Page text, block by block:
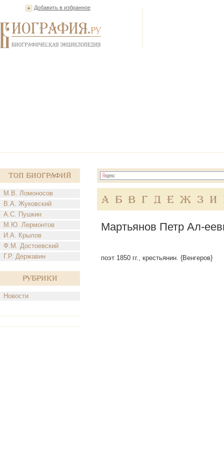
Добавить в избранное
Топ Биографий
М.В. Ломоносов
В.А. Жуковский
А.С. Пушкин
М.Ю. Лермонтов
И.А. Крылов
Ф.М. Достоевский
Г.Р. Державин
Рубрики
Новости
А Б В Г Д Е Ж З И
Мартьянов Петр Ал-
поэт 1850 гг., крестьянин. {Венгеров}